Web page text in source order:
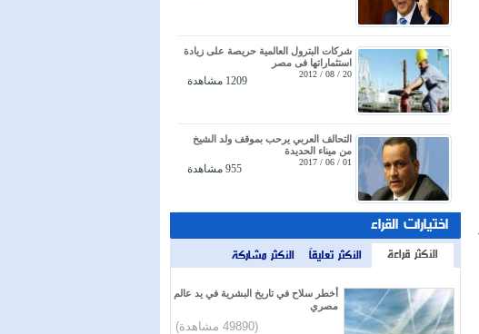
شركات البترول العالمية حريصة على زيادة
استثماراتها فى مصر
20 / 08 / 2012
1209 مشاهدة
التحالف العربي يرحب بموقف ولد الشيخ
من ميناء الحديدة
01 / 06 / 2017
955 مشاهدة
اختيارات القراء
الأكثر قراءة الأكثر تعليقاً الأكثر مشاركة
أخطر سلاح في تاريخ البشرية في يد عالم
مصري
(49890 مشاهدة)